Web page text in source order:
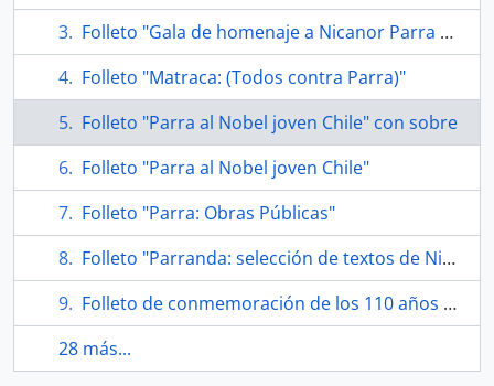
Folleto "Gala de homenaje a Nicanor Parra Teatro de la Universidad de Chile"
Folleto "Matraca: (Todos contra Parra)"
Folleto "Parra al Nobel joven Chile" con sobre
Folleto "Parra al Nobel joven Chile"
Folleto "Parra: Obras Públicas"
Folleto "Parranda: selección de textos de Nicanor Parra hecha por bufones"
Folleto de conmemoración de los 110 años del nacimiento de Nicanor Parra
28 más...